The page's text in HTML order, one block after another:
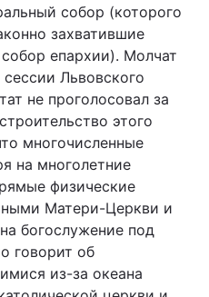
собор (которого
захватившие
епархии). Молчат
Львовского
не проголосовал за
этого
многочисленные
на многолетние
физические
Матери-Церкви и
богослужение под
говорит об
из-за океана